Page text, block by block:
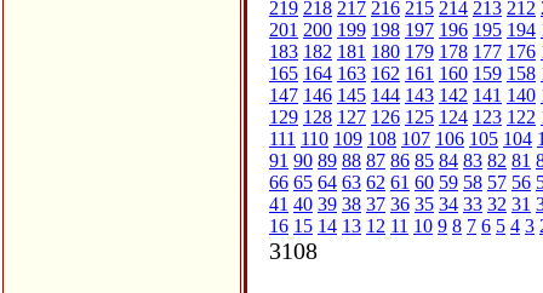
219 218 217 216 215 214 213 212
201 200 199 198 197 196 195 194
183 182 181 180 179 178 177 176
165 164 163 162 161 160 159 158
147 146 145 144 143 142 141 140
129 128 127 126 125 124 123 122
111 110 109 108 107 106 105 104
91 90 89 88 87 86 85 84 83 82 81
66 65 64 63 62 61 60 59 58 57 56
41 40 39 38 37 36 35 34 33 32 31
16 15 14 13 12 11 10 9 8 7 6 5 4 3
3108